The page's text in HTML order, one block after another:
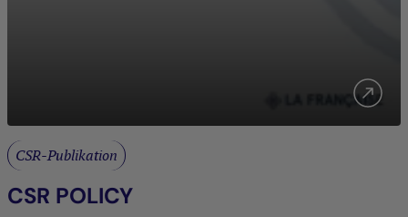
CSR-Publikation
CSR POLICY